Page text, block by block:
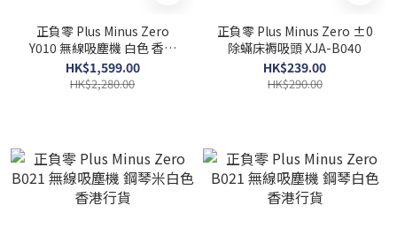
正負零 Plus Minus Zero
Y010 無線吸塵機 白色 香港
行貨
HK$1,599.00
HK$2,280.00
正負零 Plus Minus Zero ±0
除蟎床褥吸頭 XJA-B040
HK$239.00
HK$290.00